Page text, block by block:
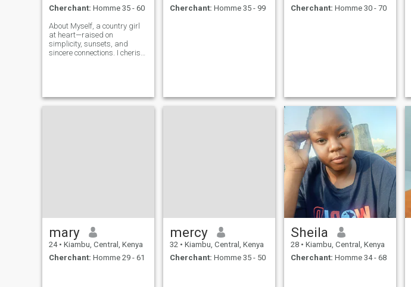
Cherchant: Homme 35 - 60
About Myself, a country girl
at heart—raised on
simplicity, sunsets, and
sincere connections. I cherish
connection, a best friend and
a love of
Cherchant: Homme 35 - 99
Cherchant: Homme 30 - 70
mary
24 • Kiambu, Central, Kenya
Cherchant: Homme 29 - 61
mercy
32 • Kiambu, Central, Kenya
Cherchant: Homme 35 - 50
Sheila
28 • Kiambu, Central, Kenya
Cherchant: Homme 34 - 68